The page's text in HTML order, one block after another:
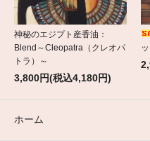
神秘のエジプト産香油：
Blend～Cleopatra（クレオパ
トラ）～
3,800円(税込4,180円)
ホーム